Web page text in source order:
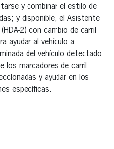
y combinar el estilo de
y disponible, el Asistente
2) con cambio de carril
ayudar al vehículo a
del vehículo detectado
los marcadores de carril
y ayudar en los
específicas.